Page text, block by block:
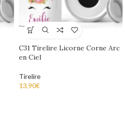
C31 Tirelire Licorne Corne Arc
en Ciel
Tirelire
13,90€